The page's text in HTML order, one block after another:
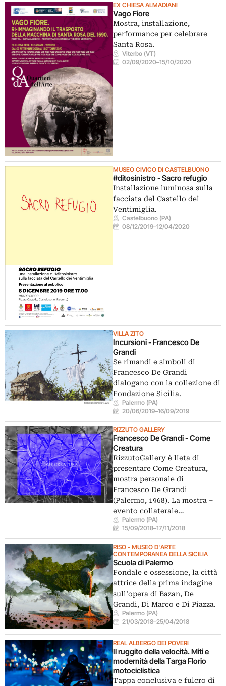
EX CHIESA ALMADIANI
Vago Fiore
Mostra, installazione,
performance per celebrare
Santa Rosa.
Viterbo (VT)
02/09/2020–15/10/2020
MUSEO CIVICO DI CASTELBUONO
#ditosinistro - Sacro refugio
Installazione luminosa sulla
facciata del Castello dei
Ventimiglia.
Castelbuono (PA)
08/12/2019–12/04/2020
VILLA ZITO
Incursioni - Francesco De
Grandi
Se rimandi e simboli di
Francesco De Grandi
dialogano con la collezione di
Fondazione Sicilia.
Palermo (PA)
20/06/2019–16/09/2019
RIZZUTO GALLERY
Francesco De Grandi - Come
Creatura
RizzutoGallery è lieta di
presentare Come Creatura,
mostra personale di
Francesco De Grandi
(Palermo, 1968). La mostra –
evento collaterale…
Palermo (PA)
15/09/2018–17/11/2018
RISO - MUSEO D'ARTE
CONTEMPORANEA DELLA SICILIA
Scuola di Palermo
Fondale e ossessione, la città
attrice della prima indagine
sull’opera di Bazan, De
Grandi, Di Marco e Di Piazza.
Palermo (PA)
21/03/2018–25/04/2018
REAL ALBERGO DEI POVERI
Il ruggito della velocità. Miti e
modernità della Targa Florio
motociclistica
Tappa conclusiva e fulcro di